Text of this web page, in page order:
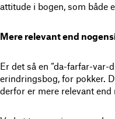
attitude i bogen, som både
Mere relevant end
Er det så en “da-farfar-var-
erindringsbog, for pokker.
derfor er mere relevant end